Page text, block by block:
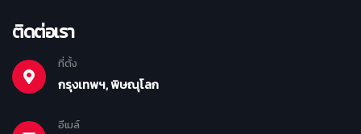
ติดต่อเรา
ที่ตั้ง
กรุงเทพฯ, พิษณุโลก
อีเมล์